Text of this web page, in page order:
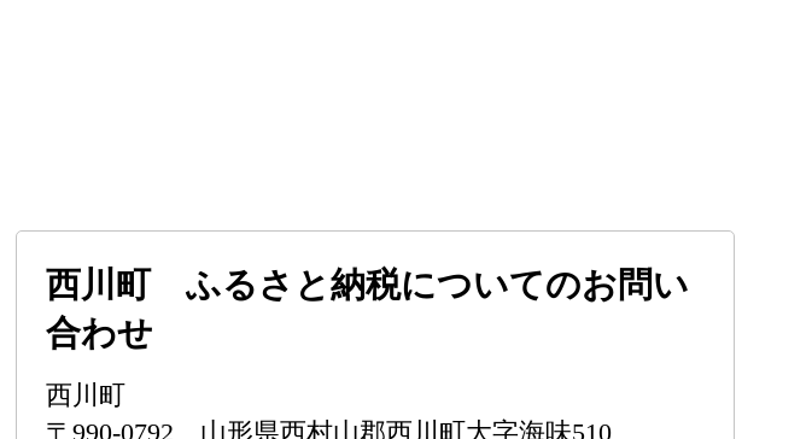
西川町 ふるさと納税についてのお問い
合わせ
西川町
〒990-0792 山形県西村山郡西川町大字海味510